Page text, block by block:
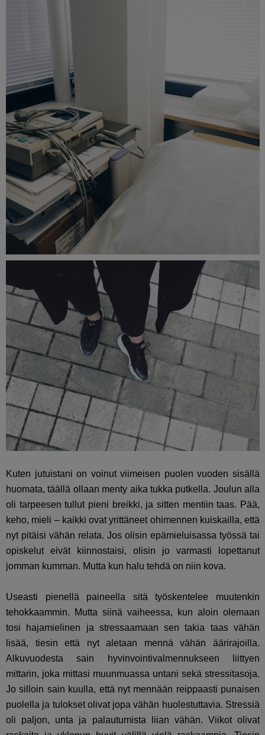
Kuten jutuistani on voinut viimeisen puolen vuoden sisällä
huomata, täällä ollaan menty aika tukka putkella. Joulun alla
oli tarpeesen tullut pieni breikki, ja sitten mentiin taas. Pää,
keho, mieli – kaikki ovat yrittäneet ohimennen kuiskailla, että
nyt pitäisi vähän relata. Jos olisin epämieluisassa työssä tai
opiskelut eivät kiinnostaisi, olisin jo varmasti lopettanut
jomman kumman. Mutta kun halu tehdä on niin kova.
Useasti pienellä paineella sitä työskentelee muutenkin
tehokkaammin. Mutta siinä vaiheessa, kun aloin olemaan
tosi hajamielinen ja stressaamaan sen takia taas vähän
lisää, tiesin että nyt aletaan mennä vähän äärirajoilla.
Alkuvuodesta sain hyvinvointivalmennukseen liittyen
mittarin, joka mittasi muunmuassa untani sekä stressitasoja.
Jo silloin sain kuulla, että nyt mennään reippaasti punaisen
puolella ja tulokset olivat jopa vähän huolestuttavia. Stressiä
oli paljon, unta ja palautumista liian vähän. Viikot olivat